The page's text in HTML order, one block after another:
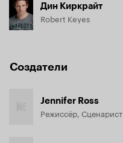
Дин Киркрайт
Robert Keyes
Создатели
Jennifer Ross
Режиссёр, Сценарист